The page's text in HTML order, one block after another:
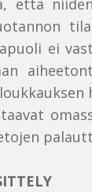
että
ei